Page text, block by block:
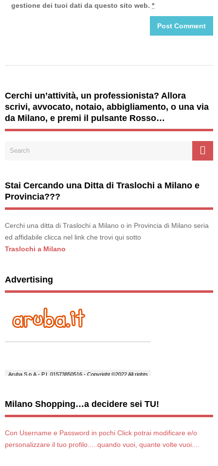
gestione dei tuoi dati da questo sito web. *
Cerchi un’attività, un professionista? Allora
scrivi, avvocato, notaio, abbigliamento, o una via
da Milano, e premi il pulsante Rosso…
Stai Cercando una Ditta di Traslochi a Milano e
Provincia???
Cerchi una ditta di Traslochi a Milano o in Provincia di Milano seria
ed affidabile clicca nel link che trovi qui sotto
Traslochi a Milano
Advertising
Milano Shopping…a decidere sei TU!
Con Username e Password in pochi Click potrai modificare e/o
personalizzare il tuo profilo.....quando vuoi, quante volte vuoi....